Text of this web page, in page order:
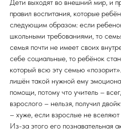
Дети выходят во внешний мир, и
правил воспитания, которые
следующим образом: если
школьными требованиями, то
семья почти не имеет своих
себе социальные, то ребёнок
который всю эту семью
лишён такой нужной ему
помощи, потому что учитель –
взрослого – нельзя, получил
– хуже, если взрослые не
Из-за этого его познавательная